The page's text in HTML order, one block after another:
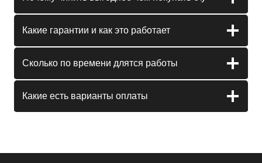
Какие гарантии и как это работает
Сколько по времени длятся работы
Какие есть варианты оплаты